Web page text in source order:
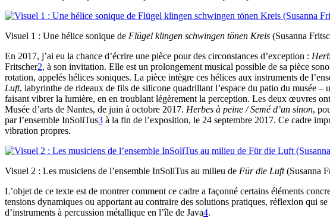
Visuel 1 : Une hélice sonique de Flügel klingen schwingen tönen Kreis (Susanna
En 2017, j’ai eu la chance d’écrire une pièce pour des circonstances d’exception :
Fritscher2, à son invitation. Elle est un prolongement musical possible de sa pièce
rotation, appelés hélices soniques. La pièce intègre ces hélices aux instruments de
Luft, labyrinthe de rideaux de fils de silicone quadrillant l’espace du patio du musée –
faisant vibrer la lumière, en en troublant légèrement la perception. Les deux œuvres
Musée d’arts de Nantes, de juin à octobre 2017. Herbes à peine / Semé d’un sinon,
par l’ensemble InSoliTus3 à la fin de l’exposition, le 24 septembre 2017. Ce cadre
vibration propres.
Visuel 2 : Les musiciens de l’ensemble InSoliTus au milieu de Für die Luft(Susanna
L’objet de ce texte est de montrer comment ce cadre a façonné certains éléments
tensions dynamiques ou apportant au contraire des solutions pratiques, réflexion qui
d’instruments à percussion métallique en l’île de Java4.